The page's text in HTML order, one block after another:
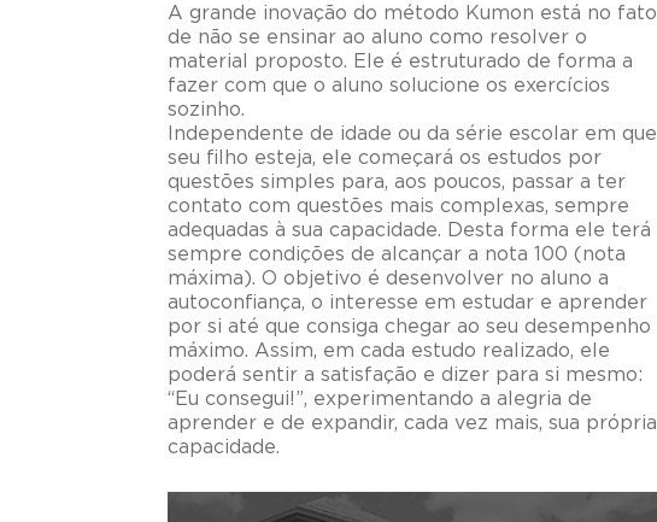
A grande inovação do método Kumon está no fato
de não se ensinar ao aluno como resolver o
material proposto. Ele é estruturado de forma a
fazer com que o aluno solucione os exercícios
sozinho.
Independente de idade ou da série escolar em que
seu filho esteja, ele começará os estudos por
questões simples para, aos poucos, passar a ter
contato com questões mais complexas, sempre
adequadas à sua capacidade. Desta forma ele terá
sempre condições de alcançar a nota 100 (nota
máxima). O objetivo é desenvolver no aluno a
autoconfiança, o interesse em estudar e aprender
por si até que consiga chegar ao seu desempenho
máximo. Assim, em cada estudo realizado, ele
poderá sentir a satisfação e dizer para si mesmo:
“Eu consegui!”, experimentando a alegria de
aprender e de expandir, cada vez mais, sua própria
capacidade.